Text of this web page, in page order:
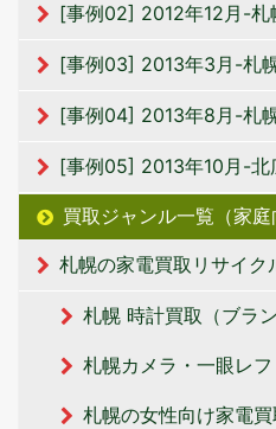
[事例02] 2012年12月-札
[事例03] 2013年3月-札
[事例04] 2013年8月-札
[事例05] 2013年10月-北
買取ジャンル一覧（家庭
札幌の家電買取リサイク
札幌 時計買取（ブラ
札幌カメラ・一眼レ
札幌の女性向け家電